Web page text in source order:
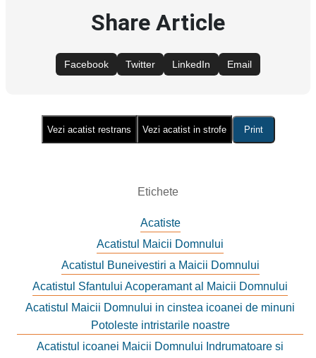
Share Article
Facebook Twitter LinkedIn Email
Vezi acatist restrans Vezi acatist in strofe Print
Etichete
Acatiste
Acatistul Maicii Domnului
Acatistul Buneivestiri a Maicii Domnului
Acatistul Sfantului Acoperamant al Maicii Domnului
Acatistul Maicii Domnului in cinstea icoanei de minuni
Potoleste intristarile noastre
Acatistul icoanei Maicii Domnului Indrumatoare si